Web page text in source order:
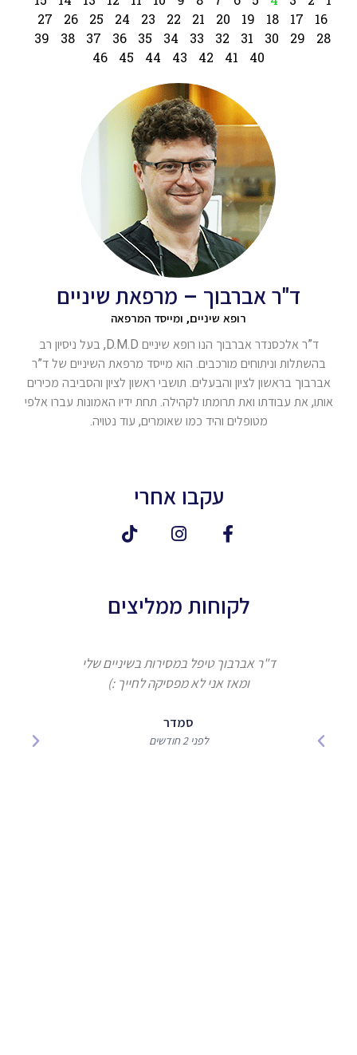
16
17
18
19
20
21
22
23
24
25
26
27
28
29
30
31
32
33
34
35
36
37
38
39
40
41
42
43
44
45
46
ד"ר אברבוך – מרפאת שיניים
רופא שיניים, ומייסד המרפאה
ד”ר אלכסנדר אברבוך הנו רופא שיניים D.M.D, בעל ניסיון רב
בהשתלות וניתוחים מורכבים. הוא מייסד מרפאת השיניים של ד”ר
אברבוך בראשון לציון והבעלים. תושבי ראשון לציון והסביבה מכירים
אותו, את עבודתו ואת תרומתו לקהילה. תחת ידיו האמונות עברו אלפי
מטופלים והיד כמו שאומרים, עוד נטויה.
עקבו אחרי
לקוחות ממליצים
ד"ר אברבוך טיפל במסירות בשיניים שלי
ומאז אני לא מפסיקה לחייך :)
סמדר
לפני 2 חודשים